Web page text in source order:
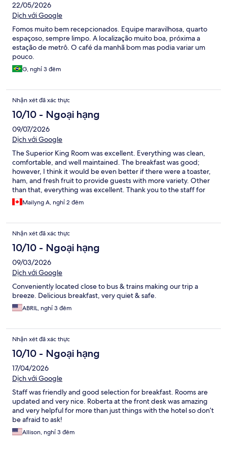
22/05/2026
Dịch với Google
Fomos muito bem recepcionados. Equipe maravilhosa, quarto
espaçoso, sempre limpo. A localização muito boa, próxima a
estação de metrô. O café da manhã bom mas podia variar um
pouco.
G, nghỉ 3 đêm
Nhận xét đã xác thực
10/10 - Ngoại hạng
09/07/2026
Dịch với Google
The Superior King Room was excellent. Everything was clean,
comfortable, and well maintained. The breakfast was good;
however, I think it would be even better if there were a toaster,
ham, and fresh fruit to provide guests with more variety. Other
than that, everything was excellent. Thank you to the staff for
their kindness and the great service we received.
Mailyng A, nghỉ 2 đêm
Nhận xét đã xác thực
10/10 - Ngoại hạng
09/03/2026
Dịch với Google
Conveniently located close to bus & trains making our trip a
breeze. Delicious breakfast, very quiet & safe.
ABRIL, nghỉ 3 đêm
Nhận xét đã xác thực
10/10 - Ngoại hạng
17/04/2026
Dịch với Google
Staff was friendly and good selection for breakfast. Rooms are
updated and very nice. Roberta at the front desk was amazing
and very helpful for more than just things with the hotel so don’t
be afraid to ask!
Allison, nghỉ 3 đêm